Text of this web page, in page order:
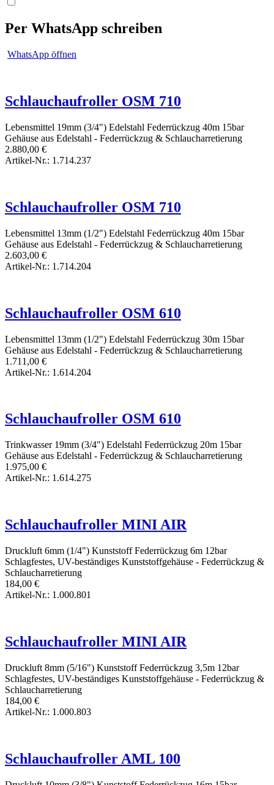
Per WhatsApp schreiben
WhatsApp öffnen
Schlauchaufroller OSM 710
Lebensmittel 19mm (3/4") Edelstahl Federrückzug 40m 15bar
Gehäuse aus Edelstahl - Federrückzug & Schlaucharretierung
2.880,00 €
Artikel-Nr.: 1.714.237
Schlauchaufroller OSM 710
Lebensmittel 13mm (1/2") Edelstahl Federrückzug 40m 15bar
Gehäuse aus Edelstahl - Federrückzug & Schlaucharretierung
2.603,00 €
Artikel-Nr.: 1.714.204
Schlauchaufroller OSM 610
Lebensmittel 13mm (1/2") Edelstahl Federrückzug 30m 15bar
Gehäuse aus Edelstahl - Federrückzug & Schlaucharretierung
1.711,00 €
Artikel-Nr.: 1.614.204
Schlauchaufroller OSM 610
Trinkwasser 19mm (3/4") Edelstahl Federrückzug 20m 15bar
Gehäuse aus Edelstahl - Federrückzug & Schlaucharretierung
1.975,00 €
Artikel-Nr.: 1.614.275
Schlauchaufroller MINI AIR
Druckluft 6mm (1/4") Kunststoff Federrückzug 6m 12bar
Schlagfestes, UV-beständiges Kunststoffgehäuse - Federrückzug &
Schlaucharretierung
184,00 €
Artikel-Nr.: 1.000.801
Schlauchaufroller MINI AIR
Druckluft 8mm (5/16") Kunststoff Federrückzug 3,5m 12bar
Schlagfestes, UV-beständiges Kunststoffgehäuse - Federrückzug &
Schlaucharretierung
184,00 €
Artikel-Nr.: 1.000.803
Schlauchaufroller AML 100